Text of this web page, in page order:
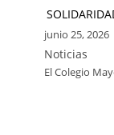
junio 25, 2026
Noticias
El Colegio